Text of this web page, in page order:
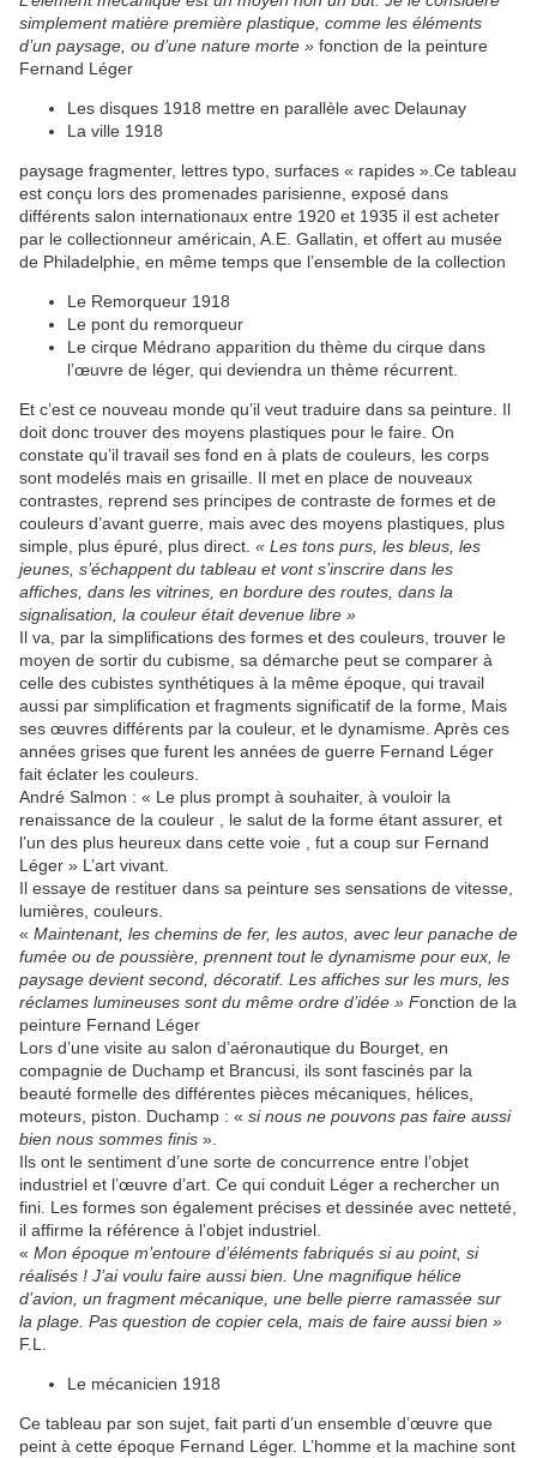
simplement matière première plastique, comme les éléments
d’un paysage, ou d’une nature morte » fonction de la peinture
Fernand Léger
Les disques 1918 mettre en parallèle avec Delaunay
La ville 1918
paysage fragmenter, lettres typo, surfaces « rapides ».Ce tableau
est conçu lors des promenades parisienne, exposé dans
différents salon internationaux entre 1920 et 1935 il est acheter
par le collectionneur américain, A.E. Gallatin, et offert au musée
de Philadelphie, en même temps que l’ensemble de la collection
Le Remorqueur 1918
Le pont du remorqueur
Le cirque Médrano apparition du thème du cirque dans
l’œuvre de léger, qui deviendra un thème récurrent.
Et c’est ce nouveau monde qu’il veut traduire dans sa peinture. Il
doit donc trouver des moyens plastiques pour le faire. On
constate qu’il travail ses fond en à plats de couleurs, les corps
sont modelés mais en grisaille. Il met en place de nouveaux
contrastes, reprend ses principes de contraste de formes et de
couleurs d’avant guerre, mais avec des moyens plastiques, plus
simple, plus épuré, plus direct. « Les tons purs, les bleus, les
jeunes, s’échappent du tableau et vont s’inscrire dans les
affiches, dans les vitrines, en bordure des routes, dans la
signalisation, la couleur était devenue libre »
Il va, par la simplifications des formes et des couleurs, trouver le
moyen de sortir du cubisme, sa démarche peut se comparer à
celle des cubistes synthétiques à la même époque, qui travail
aussi par simplification et fragments significatif de la forme, Mais
ses œuvres différents par la couleur, et le dynamisme. Après ces
années grises que furent les années de guerre Fernand Léger
fait éclater les couleurs.
André Salmon : « Le plus prompt à souhaiter, à vouloir la
renaissance de la couleur , le salut de la forme étant assurer, et
l’un des plus heureux dans cette voie , fut a coup sur Fernand
Léger » L’art vivant.
Il essaye de restituer dans sa peinture ses sensations de vitesse,
lumières, couleurs.
« Maintenant, les chemins de fer, les autos, avec leur panache de
fumée ou de poussière, prennent tout le dynamisme pour eux, le
paysage devient second, décoratif. Les affiches sur les murs, les
réclames lumineuses sont du même ordre d’idée » Fonction de la
peinture Fernand Léger
Lors d’une visite au salon d’aéronautique du Bourget, en
compagnie de Duchamp et Brancusi, ils sont fascinés par la
beauté formelle des différentes pièces mécaniques, hélices,
moteurs, piston. Duchamp : « si nous ne pouvons pas faire aussi
bien nous sommes finis ».
Ils ont le sentiment d’une sorte de concurrence entre l’objet
industriel et l’œuvre d’art. Ce qui conduit Léger a rechercher un
fini. Les formes son également précises et dessinée avec netteté,
il affirme la référence à l’objet industriel.
« Mon époque m’entoure d’éléments fabriqués si au point, si
réalisés ! J’ai voulu faire aussi bien. Une magnifique hélice
d’avion, un fragment mécanique, une belle pierre ramassée sur
la plage. Pas question de copier cela, mais de faire aussi bien »
F.L.
Le mécanicien 1918
Ce tableau par son sujet, fait parti d’un ensemble d’œuvre que
peint à cette époque Fernand Léger. L’homme et la machine sont